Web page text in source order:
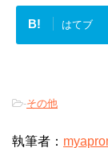
B! はてブ
-その他
執筆者：